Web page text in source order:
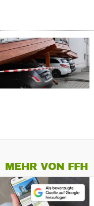
MEHR VON FFH